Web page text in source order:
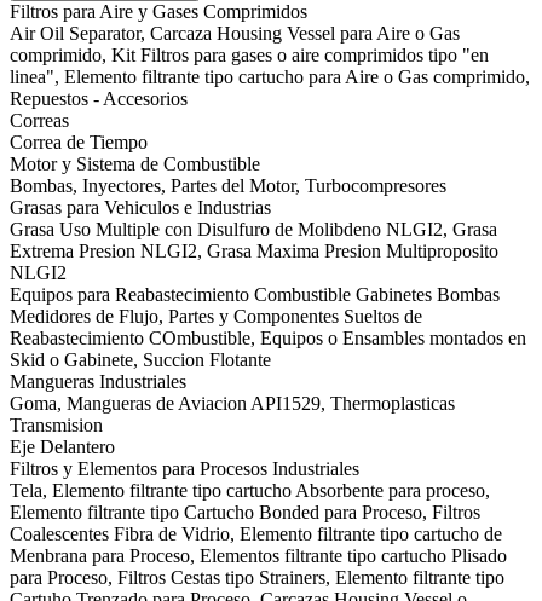
Filtros para Aire y Gases Comprimidos
Air Oil Separator, Carcaza Housing Vessel para Aire o Gas
comprimido, Kit Filtros para gases o aire comprimidos tipo "en
linea", Elemento filtrante tipo cartucho para Aire o Gas comprimido,
Repuestos - Accesorios
Correas
Correa de Tiempo
Motor y Sistema de Combustible
Bombas, Inyectores, Partes del Motor, Turbocompresores
Grasas para Vehiculos e Industrias
Grasa Uso Multiple con Disulfuro de Molibdeno NLGI2, Grasa
Extrema Presion NLGI2, Grasa Maxima Presion Multiproposito
NLGI2
Equipos para Reabastecimiento Combustible Gabinetes Bombas
Medidores de Flujo, Partes y Componentes Sueltos de
Reabastecimiento COmbustible, Equipos o Ensambles montados en
Skid o Gabinete, Succion Flotante
Mangueras Industriales
Goma, Mangueras de Aviacion API1529, Thermoplasticas
Transmision
Eje Delantero
Filtros y Elementos para Procesos Industriales
Tela, Elemento filtrante tipo cartucho Absorbente para proceso,
Elemento filtrante tipo Cartucho Bonded para Proceso, Filtros
Coalescentes Fibra de Vidrio, Elemento filtrante tipo cartucho de
Menbrana para Proceso, Elementos filtrante tipo cartucho Plisado
para Proceso, Filtros Cestas tipo Strainers, Elemento filtrante tipo